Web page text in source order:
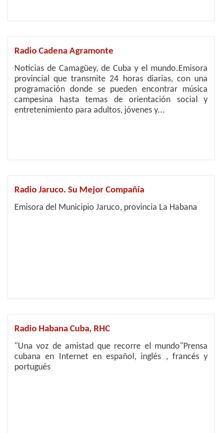
Radio Cadena Agramonte
Noticias de Camagüey, de Cuba y el mundo.Emisora
provincial que transmite 24 horas diarias, con una
programación donde se pueden encontrar música
campesina hasta temas de orientación social y
entretenimiento para adultos, jóvenes y...
Radio Jaruco. Su Mejor Compañía
Emisora del Municipio Jaruco, provincia La Habana
Radio Habana Cuba, RHC
"Una voz de amistad que recorre el mundo"Prensa
cubana en Internet en español, inglés , francés y
portugués